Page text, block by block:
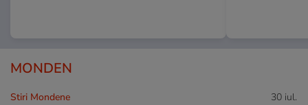
MONDEN
Stiri Mondene 30 iul.